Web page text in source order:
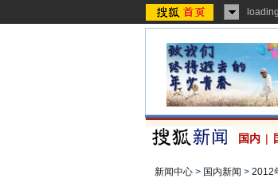
国内 |
新闻中心 > 国内新闻 > 2012